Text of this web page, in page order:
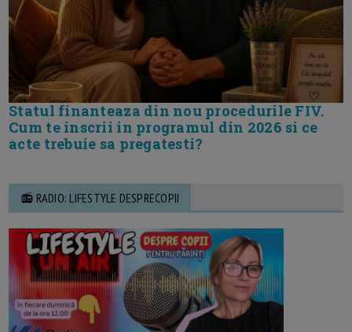
Statul finanteaza din nou procedurile FIV.
Cum te inscrii in programul din 2026 si ce
acte trebuie sa pregatesti?
📻 RADIO: LIFESTYLE DESPRECOPII